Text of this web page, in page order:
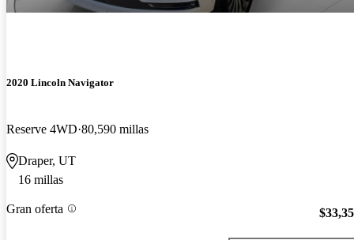
2020 Lincoln Navigator
Reserve 4WD 80,590 millas
Draper, UT
16 millas
Gran oferta